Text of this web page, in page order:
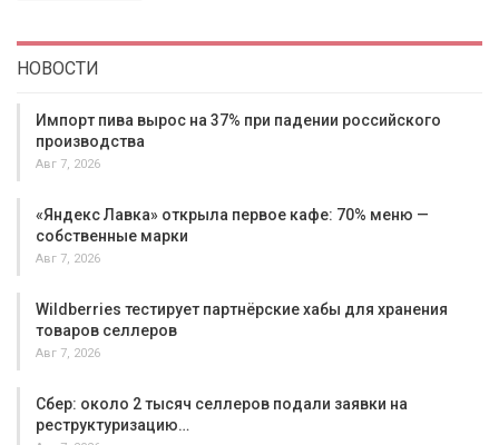
НОВОСТИ
Импорт пива вырос на 37% при падении российского
производства
Авг 7, 2026
«Яндекс Лавка» открыла первое кафе: 70% меню —
собственные марки
Авг 7, 2026
Wildberries тестирует партнёрские хабы для хранения
товаров селлеров
Авг 7, 2026
Сбер: около 2 тысяч селлеров подали заявки на
реструктуризацию…